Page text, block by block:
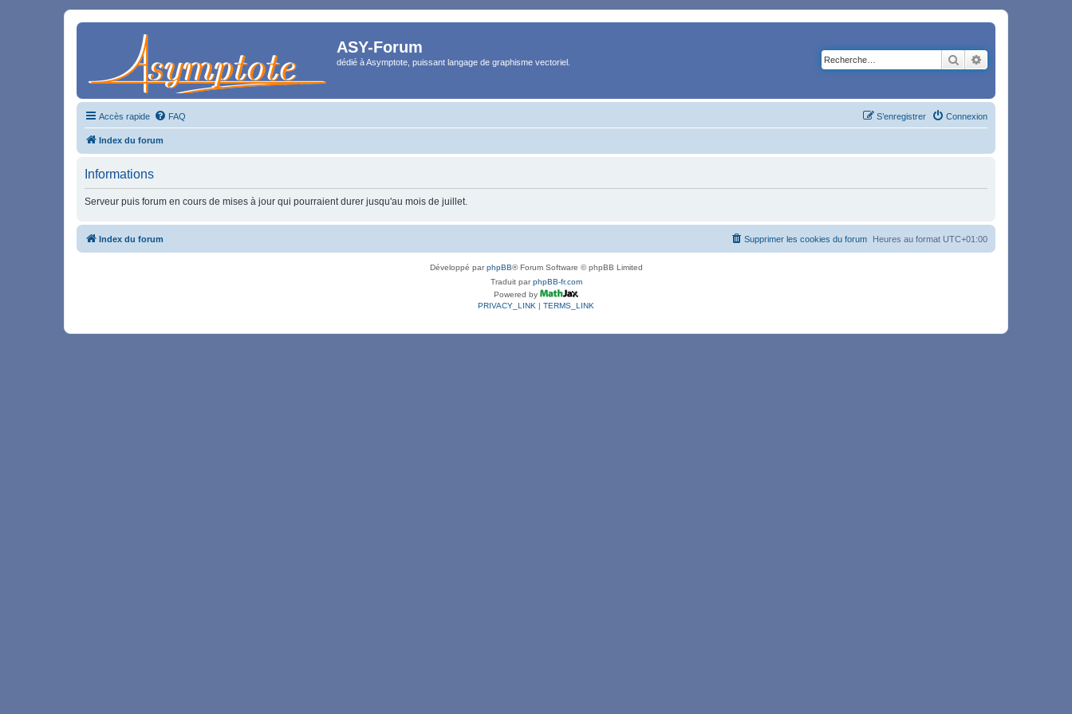
ASY-Forum
dédié à Asymptote, puissant langage de graphisme vectoriel. Rechercher
Accès rapide FAQ Connexion
S’enregistrer
Index du forum
Informations
Serveur puis forum en cours de mises à jour qui pourraient durer jusqu'au mois de juillet.
Index du forum Heures au format UTC+01:00
Supprimer les cookies du forum
Développé parphpBB® Forum Software © phpBB Limited
Traduit parphpBB-fr.com
Powered by
PRIVACY_LINK | TERMS_LINK